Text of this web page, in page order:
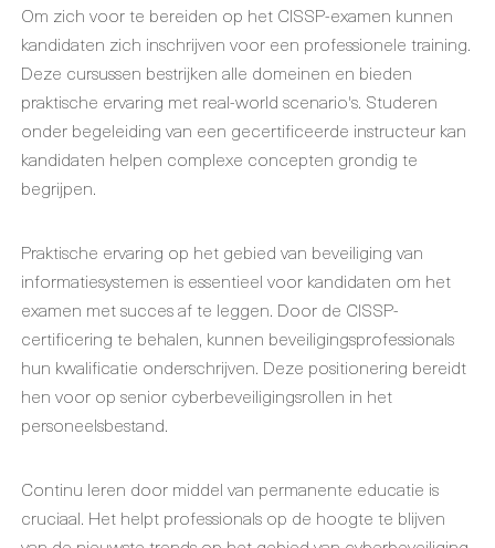
Om zich voor te bereiden op het CISSP-examen kunnen
kandidaten zich inschrijven voor een professionele training.
Deze cursussen bestrijken alle domeinen en bieden
praktische ervaring met real-world scenario's. Studeren
onder begeleiding van een gecertificeerde instructeur kan
kandidaten helpen complexe concepten grondig te
begrijpen.
Praktische ervaring op het gebied van beveiliging van
informatiesystemen is essentieel voor kandidaten om het
examen met succes af te leggen. Door de CISSP-
certificering te behalen, kunnen beveiligingsprofessionals
hun kwalificatie onderschrijven. Deze positionering bereidt
hen voor op senior cyberbeveiligingsrollen in het
personeelsbestand.
Continu leren door middel van permanente educatie is
cruciaal. Het helpt professionals op de hoogte te blijven